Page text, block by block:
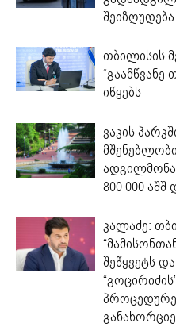
შეიზღუდება
თბილისის
“გაამწვანე
იწყებს
ვაკის
800 000
კალაძე:
შეწყვეტს